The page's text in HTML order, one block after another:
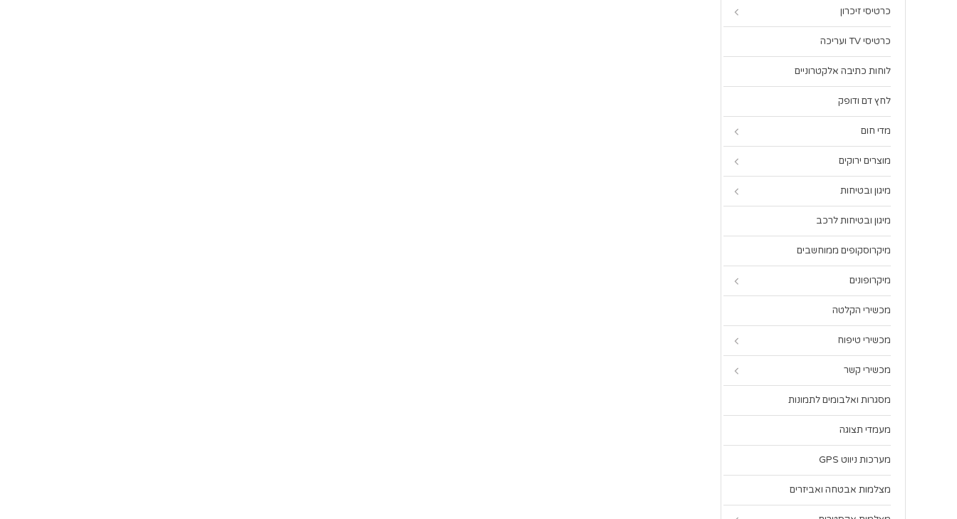
כרטיסי זיכרון
כרטיסי TV ועריכה
לוחות כתיבה אלקטרוניים
לחץ דם ודופק
מדי חום
מוצרים ירוקים
מיגון ובטיחות
מיגון ובטיחות לרכב
מיקרוסקופים ממוחשבים
מיקרופונים
מכשירי הקלטה
מכשירי טיפוח
מכשירי קשר
מסגרות ואלבומים לתמונות
מעמדי תצוגה
מערכות ניווט GPS
מצלמות אבטחה ואביזרים